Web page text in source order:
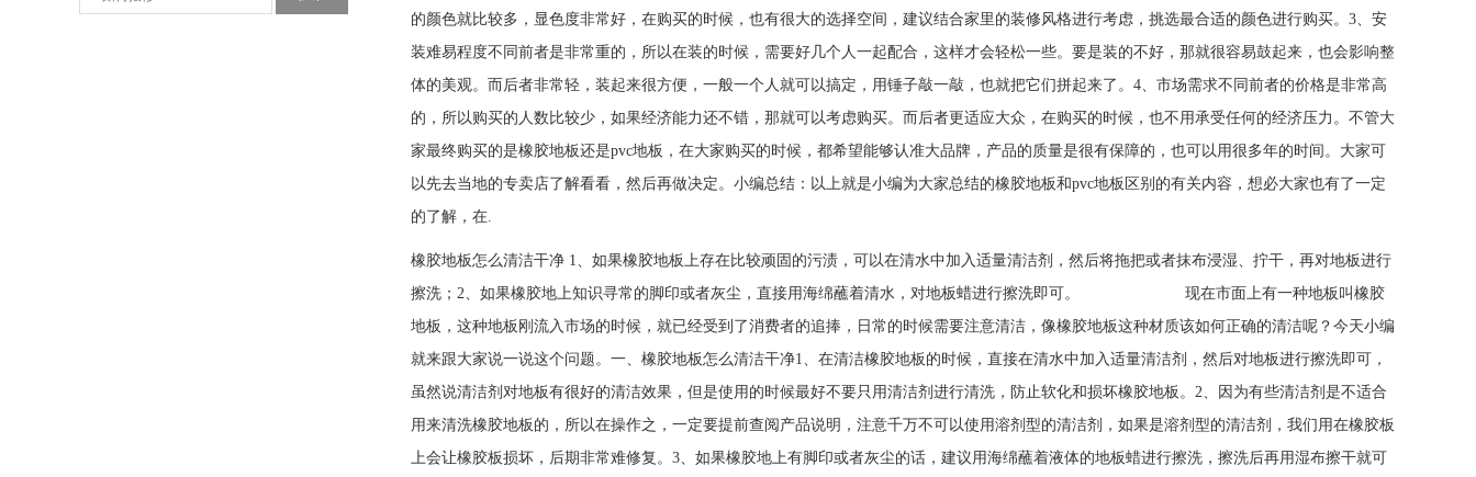
的颜色就比较多，显色度非常好，在购买的时候，也有很大的选择空间，建议结合家里的装修风格进行考虑，挑选最合适的颜色进行购买。3、安
装难易程度不同前者是非常重的，所以在装的时候，需要好几个人一起配合，这样才会轻松一些。要是装的不好，那就很容易鼓起来，也会影响整
体的美观。而后者非常轻，装起来很方便，一般一个人就可以搞定，用锤子敲一敲，也就把它们拼起来了。4、市场需求不同前者的价格是非常高
的，所以购买的人数比较少，如果经济能力还不错，那就可以考虑购买。而后者更适应大众，在购买的时候，也不用承受任何的经济压力。不管大
家最终购买的是橡胶地板还是pvc地板，在大家购买的时候，都希望能够认准大品牌，产品的质量是很有保障的，也可以用很多年的时间。大家可
以先去当地的专卖店了解看看，然后再做决定。小编总结：以上就是小编为大家总结的橡胶地板和pvc地板区别的有关内容，想必大家也有了一定
的了解，在.
橡胶地板怎么清洁干净 1、如果橡胶地板上存在比较顽固的污渍，可以在清水中加入适量清洁剂，然后将拖把或者抹布浸湿、拧干，再对地板进行
擦洗；2、如果橡胶地上知识寻常的脚印或者灰尘，直接用海绵蘸着清水，对地板蜡进行擦洗即可。 现在市面上有一种地板叫橡胶
地板，这种地板刚流入市场的时候，就已经受到了消费者的追捧，日常的时候需要注意清洁，像橡胶地板这种材质该如何正确的清洁呢？今天小编
就来跟大家说一说这个问题。一、橡胶地板怎么清洁干净1、在清洁橡胶地板的时候，直接在清水中加入适量清洁剂，然后对地板进行擦洗即可，
虽然说清洁剂对地板有很好的清洁效果，但是使用的时候最好不要只用清洁剂进行清洗，防止软化和损坏橡胶地板。2、因为有些清洁剂是不适合
用来清洗橡胶地板的，所以在操作之，一定要提前查阅产品说明，注意千万不可以使用溶剂型的清洁剂，如果是溶剂型的清洁剂，我们用在橡胶板
上会让橡胶板损坏，后期非常难修复。3、如果橡胶地上有脚印或者灰尘的话，建议用海绵蘸着液体的地板蜡进行擦洗，擦洗后再用湿布擦干就可